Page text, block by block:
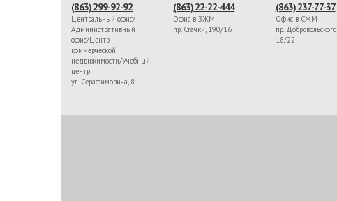
(863) 299-92-92
Центральный офис/
Административный
офис/Центр
коммерческой
недвижимости/Учебный
центр
ул. Серафимовича, 81
(863) 22-22-444
Офис в ЗЖМ
пр. Стачки, 190/16
(863) 237-77-37
Офис в СЖМ
пр. Добровольского,
18/22